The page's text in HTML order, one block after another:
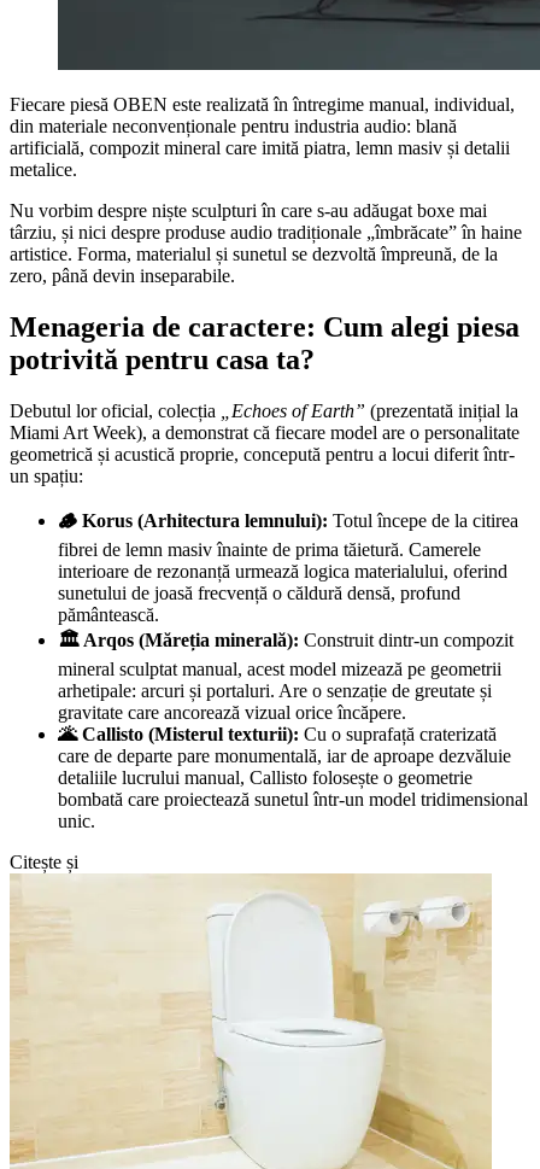
Fiecare piesă OBEN este realizată în întregime manual, individual,
din materiale neconvenționale pentru industria audio: blană
artificială, compozit mineral care imită piatra, lemn masiv și detalii
metalice.
Nu vorbim despre niște sculpturi în care s-au adăugat boxe mai
târziu, și nici despre produse audio tradiționale „îmbrăcate” în haine
artistice. Forma, materialul și sunetul se dezvoltă împreună, de la
zero, până devin inseparabile.
Menageria de caractere: Cum alegi piesa
potrivită pentru casa ta?
Debutul lor oficial, colecția „Echoes of Earth” (prezentată inițial la
Miami Art Week), a demonstrat că fiecare model are o personalitate
geometrică și acustică proprie, concepută pentru a locui diferit într-
un spațiu:
🪵 Korus (Arhitectura lemnului): Totul începe de la citirea
fibrei de lemn masiv înainte de prima tăietură. Camerele
interioare de rezonanță urmează logica materialului, oferind
sunetului de joasă frecvență o căldură densă, profund
pământească.
🏛️ Arqos (Măreția minerală): Construit dintr-un compozit
mineral sculptat manual, acest model mizează pe geometrii
arhetipale: arcuri și portaluri. Are o senzație de greutate și
gravitate care ancorează vizual orice încăpere.
🌋 Callisto (Misterul texturii): Cu o suprafață craterizată
care de departe pare monumentală, iar de aproape dezvăluie
detaliile lucrului manual, Callisto folosește o geometrie
bombată care proiectează sunetul într-un model tridimensional
unic.
Citește și